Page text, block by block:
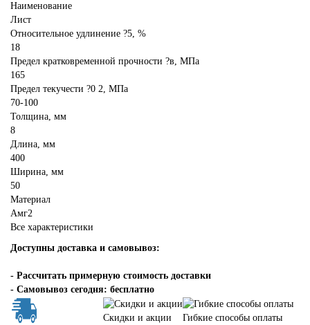
Наименование
Лист
Относительное удлинение ?5, %
18
Предел кратковременной прочности ?в, МПа
165
Предел текучести ?0 2, МПа
70-100
Толщина, мм
8
Длина, мм
400
Ширина, мм
50
Материал
Амг2
Все характеристики
Доступны доставка и самовывоз:
- Рассчитать примерную стоимость доставки
- Самовывоз сегодня: бесплатно
Скидки и акции Гибкие способы оплаты